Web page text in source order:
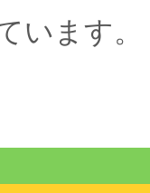
います。